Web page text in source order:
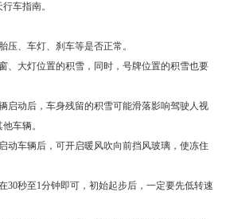
车指南。
压、车灯、刹车等是否正常。
、大灯位置的积雪，同时，号牌位置的积雪也要
启动后，车身残留的积雪可能滑落影响驾驶人视
车辆。
动车辆后，可开启暖风吹向前挡风玻璃，使冻住
30秒至1分钟即可，初始起步后，一定要先低转速